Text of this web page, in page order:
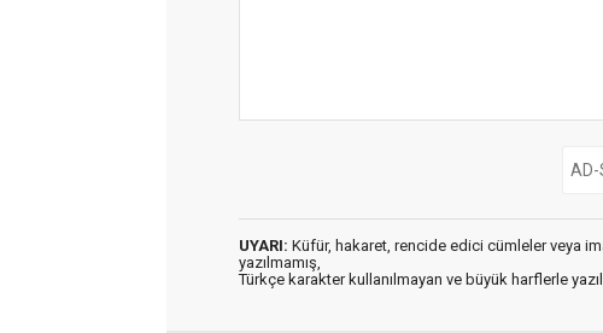
UYARI: Küfür, hakaret, rencide edici cümleler veya
yazılmamış,
Türkçe karakter kullanılmayan ve büyük harflerle